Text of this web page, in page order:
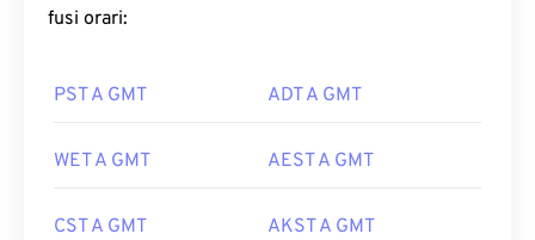
fusi orari:
PST A GMT ADT A GMT
WET A GMT AEST A GMT
CST A GMT AKST A GMT